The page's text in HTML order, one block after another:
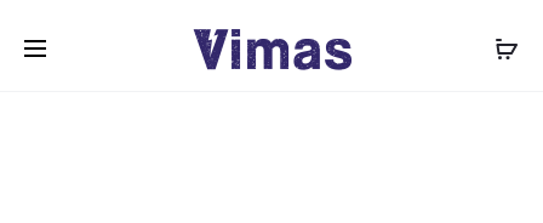
09.8-
Inicio 13- Cerveza 500 Ambar